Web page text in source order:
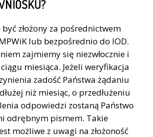
złożony za pośrednictwem
lub bezpośrednio do IOD.
zajmiemy się niezwłocznie i
miesiąca. Jeżeli weryfikacja
zadość Państwa żądaniu
niż miesiąc, o przedłużeniu
odpowiedzi zostaną Państwo
odrębnym pismem. Takie
możliwe z uwagi na złożoność